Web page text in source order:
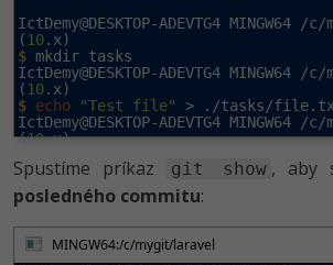
IctDemy@DESKTOP-ADEVTG4 MINGW64
( 10
$ mkdir tasks
IctDemy@DESKTOP-ADEVTG4 MINGW64
( 10
$ echo "Test file"
> ./tasks/
IctDemy@DESKTOP-ADEVTG4 MINGW64
(10
IctDemy@DESKTOP-ADEVTG4
$ git commit -m "Tasks folder
1 file changed, 1 insertion(+)
create mode 100644 tasks/file.txt
Spustíme príkaz git show , aby
posledného commitu:
MINGW64:/c/mygit/laravel